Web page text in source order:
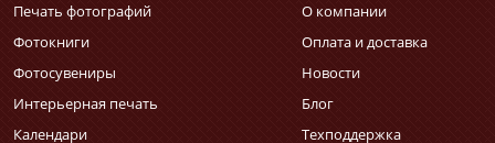
Печать фотографий
Фотокниги
Фотосувениры
Интерьерная печать
Календари
О компании
Оплата и доставка
Новости
Блог
Техподдержка